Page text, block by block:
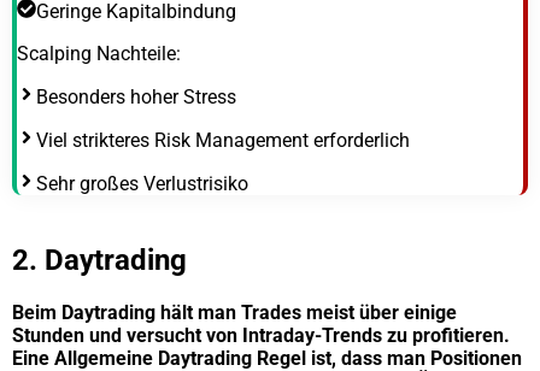
Geringe Kapitalbindung
Scalping Nachteile:
Besonders hoher Stress
Viel strikteres Risk Management erforderlich
Sehr großes Verlustrisiko
2. Daytrading
Beim Daytrading hält man Trades meist über einige
Stunden und versucht von Intraday-Trends zu profitieren.
Eine Allgemeine Daytrading Regel ist, dass man Positionen